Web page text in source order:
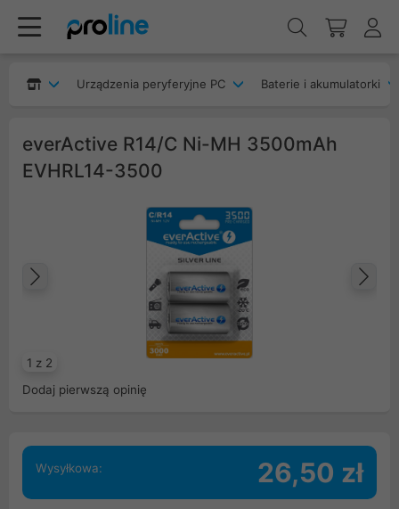
Urządzenia peryferyjne PC Baterie i akumulatorki
everActive R14/C Ni-MH 3500mAh
EVHRL14-3500
1 z 2
Poprzedni
Dodaj pierwszą opinię
Wysyłkowa: 26,50 zł